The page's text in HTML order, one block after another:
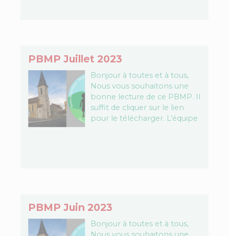
PBMP Juillet 2023
Bonjour à toutes et à tous,
Nous vous souhaitons une
bonne lecture de ce PBMP. Il
suffit de cliquer sur le lien
pour le télécharger. L’équipe
PBMP Juin 2023
Bonjour à toutes et à tous,